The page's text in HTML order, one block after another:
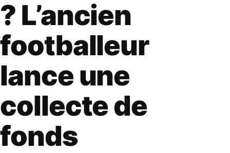
? L’ancien
footballeur
lance une
collecte de
fonds